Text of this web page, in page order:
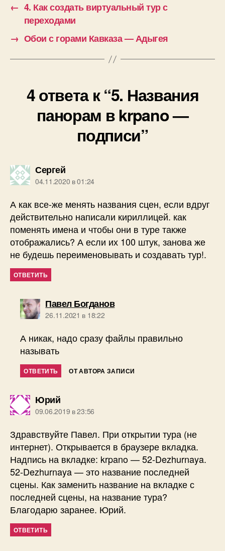
← 4. Как создать виртуальный тур с
переходами
→ Обои с горами Кавказа — Адыгея
4 ответа к “5. Названия
панорам в krpano —
подписи”
Сергейпишет:
04.11.2020 в 01:24
А как все-же менять названия сцен, если вдруг
действительно написали кириллицей. как
поменять имена и чтобы они в туре также
отображались? А если их 100 штук, занова же
не будешь переименовывать и создавать тур!.
ОТВЕТИТЬ
Павел Богдановпишет:
26.11.2021 в 18:22
А никак, надо сразу файлы правильно
называть
ОТВЕТИТЬ ОТ АВТОРА ЗАПИСИ
Юрийпишет:
09.06.2019 в 23:56
Здравствуйте Павел. При открытии тура (не
интернет). Открывается в браузере вкладка.
Надпись на вкладке: krpano — 52-Dezhurnaya.
52-Dezhurnaya — это название последней
сцены. Как заменить название на вкладке с
последней сцены, на название тура?
Благодарю заранее. Юрий.
ОТВЕТИТЬ